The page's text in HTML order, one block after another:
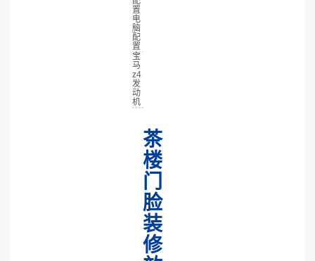
置
电
脑
配
置
宝
马
z4
发
动
机
茶
楼
门
脸
装
修